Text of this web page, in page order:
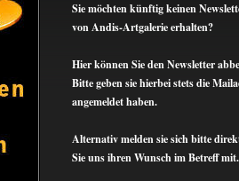
Sie möchten künftig keinen
von Andis-Artgalerie erhalten?
Hier können Sie den Newsletter
Bitte geben sie hierbei stets die
angemeldet haben.
Alternativ melden sie sich bitte
Sie uns ihren Wunsch im Betreff mit.